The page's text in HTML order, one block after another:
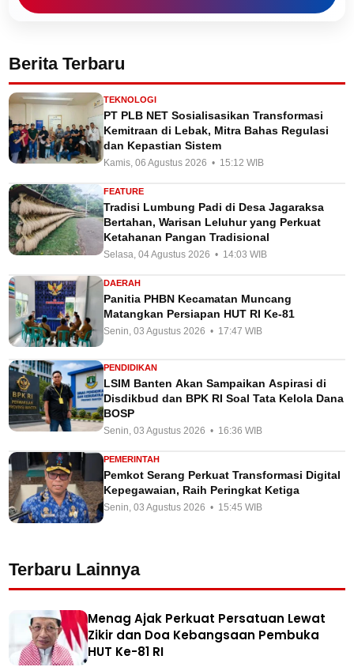
Berita Terbaru
TEKNOLOGI
PT PLB NET Sosialisasikan Transformasi
Kemitraan di Lebak, Mitra Bahas Regulasi
dan Kepastian Sistem
Kamis, 06 Agustus 2026 • 15:12 WIB
FEATURE
Tradisi Lumbung Padi di Desa Jagaraksa
Bertahan, Warisan Leluhur yang Perkuat
Ketahanan Pangan Tradisional
Selasa, 04 Agustus 2026 • 14:03 WIB
DAERAH
Panitia PHBN Kecamatan Muncang
Matangkan Persiapan HUT RI Ke-81
Senin, 03 Agustus 2026 • 17:47 WIB
PENDIDIKAN
LSIM Banten Akan Sampaikan Aspirasi di
Disdikbud dan BPK RI Soal Tata Kelola Dana
BOSP
Senin, 03 Agustus 2026 • 16:36 WIB
PEMERINTAH
Pemkot Serang Perkuat Transformasi Digital
Kepegawaian, Raih Peringkat Ketiga
Senin, 03 Agustus 2026 • 15:45 WIB
Terbaru Lainnya
Menag Ajak Perkuat Persatuan Lewat
Zikir dan Doa Kebangsaan Pembuka
HUT Ke-81 RI